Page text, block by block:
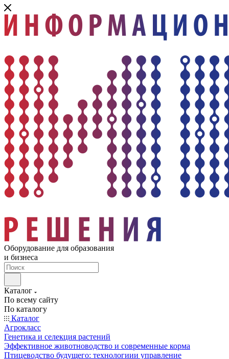
Оборудование для образования
и бизнеса
Каталог
По всему сайту
По каталогу
Каталог
Агрокласс
Генетика и селекция растений
Эффективное животноводство и современные корма
Птицеводство будущего: технологиии управление